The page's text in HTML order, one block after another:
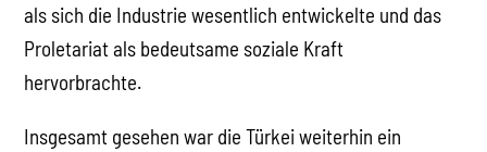
als sich die Industrie wesentlich entwickelte und das
Proletariat als bedeutsame soziale Kraft
hervorbrachte.
Insgesamt gesehen war die Türkei weiterhin ein